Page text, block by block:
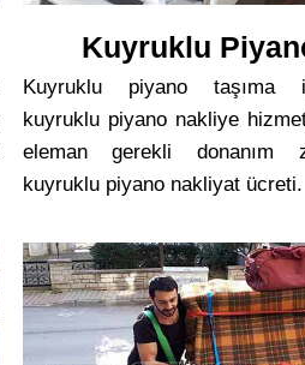
Kuyruklu
Kuyruklu piyano taşıma
kuyruklu piyano nakliye
eleman gerekli donanım
kuyruklu piyano nakliyat ücreti.